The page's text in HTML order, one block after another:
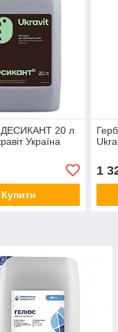
ДЕСИКАНТ 20 л
Україна
Купити
1